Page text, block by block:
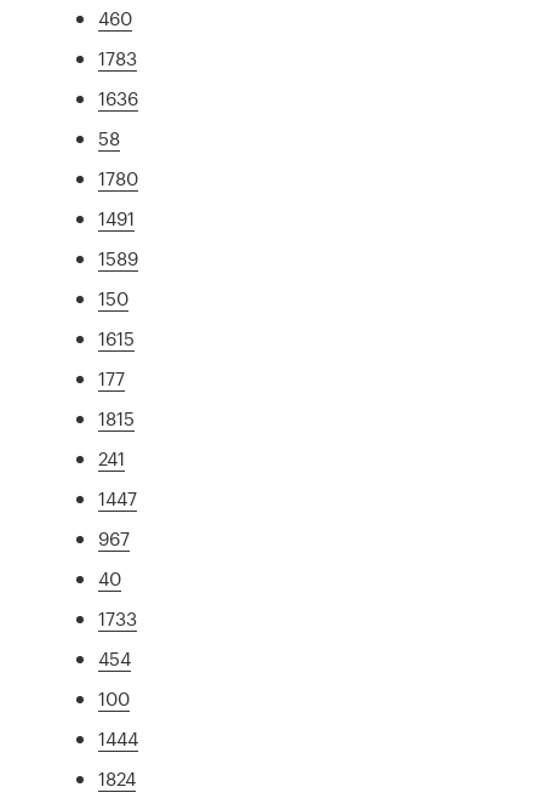
460
1783
1636
58
1780
1491
1589
150
1615
177
1815
241
1447
967
40
1733
454
100
1444
1824